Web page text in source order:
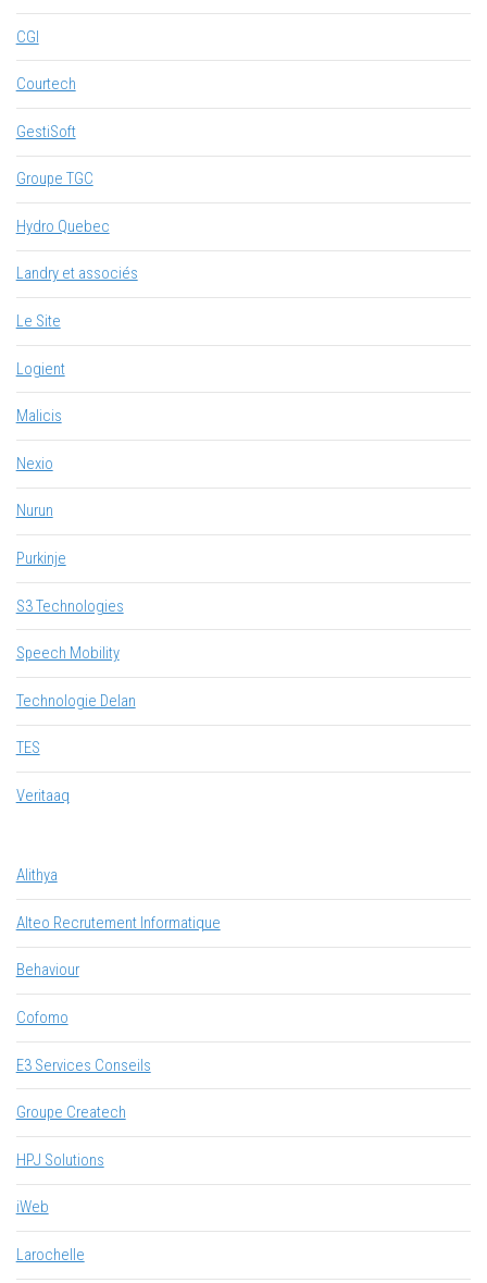
CGI
Courtech
GestiSoft
Groupe TGC
Hydro Quebec
Landry et associés
Le Site
Logient
Malicis
Nexio
Nurun
Purkinje
S3 Technologies
Speech Mobility
Technologie Delan
TES
Veritaaq
Alithya
Alteo Recrutement Informatique
Behaviour
Cofomo
E3 Services Conseils
Groupe Createch
HPJ Solutions
iWeb
Larochelle